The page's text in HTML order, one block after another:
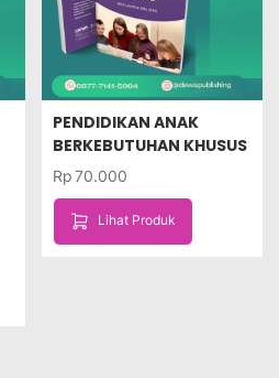
PENDIDIKAN ANAK
BERKEBUTUHAN KHUSUS
Rp70.000
Lihat Produk